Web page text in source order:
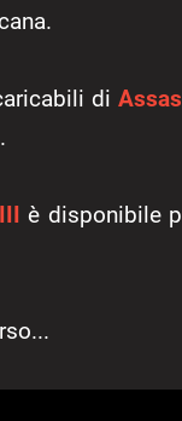
di
è disponibile